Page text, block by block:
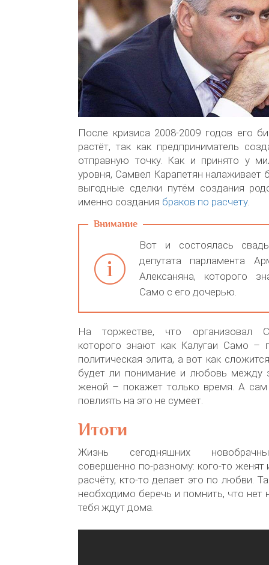
После кризиса 2008-2009 годов его
растёт, так как предприниматель
отправную точку. Как и принято у
уровня, Самвел Карапетян налаживает
выгодные сделки путём создания
именно создания браков по расчету.
Вот и состоялась
депутата парламента
Алексаняна, которого
Само с его дочерью.
На торжестве, что организовал
которого знают как Калугаи Само –
политическая элита, а вот как
будет ли понимание и любовь
женой – покажет только время. А
повлиять на это не сумеет.
Итоги
Жизнь сегодняшних
совершенно по-разному: кого-то
расчёту, кто-то делает это по любви.
необходимо беречь и помнить, что нет
тебя ждут дома.